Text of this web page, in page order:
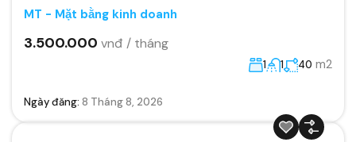
MT - Mặt bằng kinh doanh
3.500.000 vnđ / tháng
1 1 40 m2
Ngày đăng: 8 Tháng 8, 2026